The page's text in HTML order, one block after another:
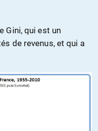
Gini, qui est un
de revenus, et qui a